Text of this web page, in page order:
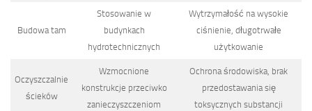
Budowa tam
Stosowanie w
budynkach
hydrotechnicznych
Wytrzymałość na wysokie
ciśnienie, długotrwałe
użytkowanie
Oczyszczalnie
ścieków
Wzmocnione
konstrukcje przeciwko
zanieczyszczeniom
Ochrona środowiska, brak
przedostawania się
toksycznych substancji